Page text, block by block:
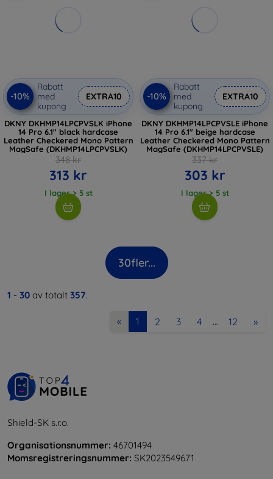
-10%
Rabatt
med
kupong
EXTRA10
DKNY DKHMP14LPCPVSLK iPhone
14 Pro 6.1" black hardcase
Leather Checkered Mono Pattern
MagSafe (DKHMP14LPCPVSLK)
348 kr
313 kr
I lager > 5 st
-10%
Rabatt
med
kupong
EXTRA10
DKNY DKHMP14LPCPVSLE iPhone
14 Pro 6.1" beige hardcase
Leather Checkered Mono Pattern
MagSafe (DKHMP14LPCPVSLE)
337 kr
303 kr
I lager > 5 st
30fler...
1 - 30 av totalt 357.
« 1 2 3 4 … 12 »
Shield-SK s.r.o.
Organisationsnummer: 46701494
Momsregistreringsnummer: SK2023549671